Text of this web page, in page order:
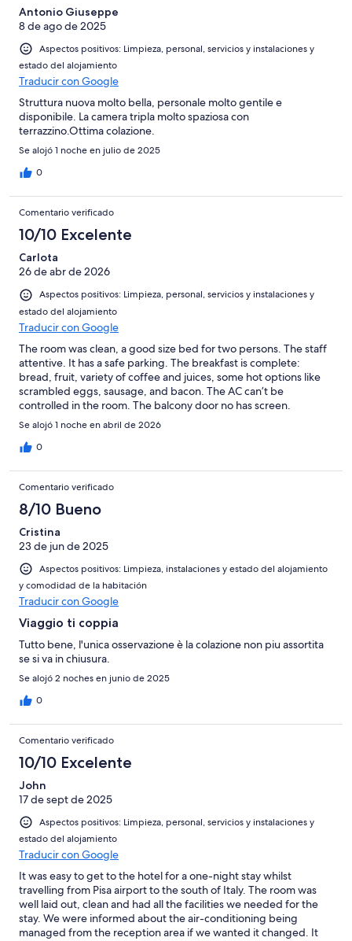
Antonio Giuseppe
8 de ago de 2025
Aspectos positivos: Limpieza, personal, servicios y instalaciones y
estado del alojamiento
Traducir con Google
Struttura nuova molto bella, personale molto gentile e
disponibile. La camera tripla molto spaziosa con
terrazzino.Ottima colazione.
Se alojó 1 noche en julio de 2025
0
Comentario verificado
10/10 Excelente
Carlota
26 de abr de 2026
Aspectos positivos: Limpieza, personal, servicios y instalaciones y
estado del alojamiento
Traducir con Google
The room was clean, a good size bed for two persons. The staff
attentive. It has a safe parking. The breakfast is complete:
bread, fruit, variety of coffee and juices, some hot options like
scrambled eggs, sausage, and bacon. The AC can’t be
controlled in the room. The balcony door no has screen.
Se alojó 1 noche en abril de 2026
0
Comentario verificado
8/10 Bueno
Cristina
23 de jun de 2025
Aspectos positivos: Limpieza, instalaciones y estado del alojamiento
y comodidad de la habitación
Traducir con Google
Viaggio ti coppia
Tutto bene, l'unica osservazione è la colazione non piu assortita
se si va in chiusura.
Se alojó 2 noches en junio de 2025
0
Comentario verificado
10/10 Excelente
John
17 de sept de 2025
Aspectos positivos: Limpieza, personal, servicios y instalaciones y
estado del alojamiento
Traducir con Google
It was easy to get to the hotel for a one-night stay whilst
travelling from Pisa airport to the south of Italy. The room was
well laid out, clean and had all the facilities we needed for the
stay. We were informed about the air-conditioning being
managed from the reception area if we wanted it changed. It